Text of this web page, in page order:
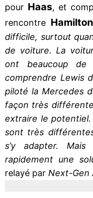
pour Haas, et
rencontre Hamilton
difficile, surtout
de voiture. La
ont beaucoup de
comprendre Lewis
piloté la Mercedes
façon très
extraire le
sont très
s’y adapter.
rapidement une
relayé par Next-Gen